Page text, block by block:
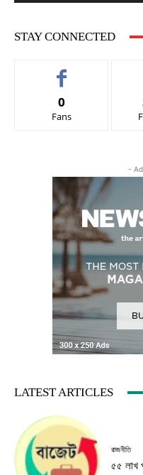
STAY CONNECTED
0
Fans
-
LATEST ARTICLES
রাজনীতি
৫৫ লাখ